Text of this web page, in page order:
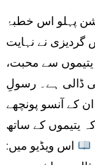
پہلو اس خطبۂ
گردیزی نے نہایت
سے محبت،
ڈالی ہے۔ رسولِ
کے آنسو پونچھے
یتیموں کے ساتھ
اس ویڈیو میں:
Abbas
Gardezi
||
NMC